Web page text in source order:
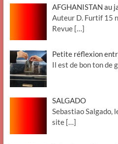
AFGHANISTAN au
Auteur D. Furtif 15
Revue […]
Petite réflexion
Il est de bon ton de
SALGADO
Sebastiao Salgado,
site […]